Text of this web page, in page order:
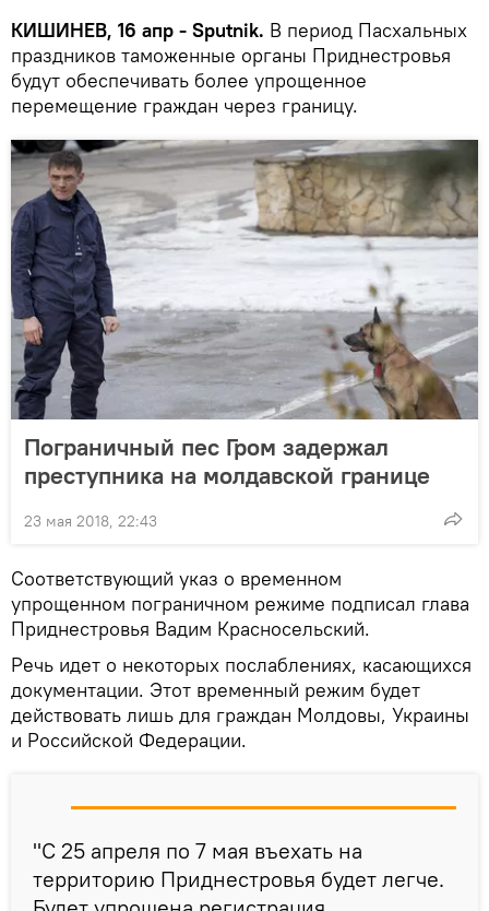
КИШИНЕВ, 16 апр - Sputnik. В период Пасхальных
праздников таможенные органы Приднестровья
будут обеспечивать более упрощенное
перемещение граждан через границу.
Пограничный пес Гром задержал
преступника на молдавской границе
23 мая 2018, 22:43
Соответствующий указ о временном
упрощенном пограничном режиме подписал глава
Приднестровья Вадим Красносельский.
Речь идет о некоторых послаблениях, касающихся
документации. Этот временный режим будет
действовать лишь для граждан Молдовы, Украины
и Российской Федерации.
"С 25 апреля по 7 мая въехать на
территорию Приднестровья будет легче.